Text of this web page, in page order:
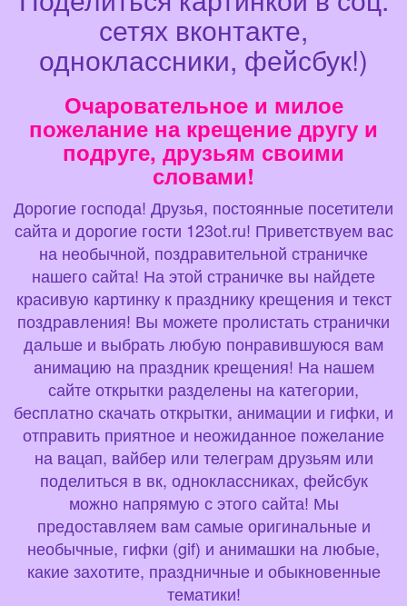
сетях вконтакте,
одноклассники, фейсбук!)
Очаровательное и милое
пожелание на крещение другу и
подруге, друзьям своими
словами!
Дорогие господа! Друзья, постоянные посетители
сайта и дорогие гости 123ot.ru! Приветствуем вас
на необычной, поздравительной страничке
нашего сайта! На этой страничке вы найдете
красивую картинку к празднику крещения и текст
поздравления! Вы можете пролистать странички
дальше и выбрать любую понравившуюся вам
анимацию на праздник крещения! На нашем
сайте открытки разделены на категории,
бесплатно скачать открытки, анимации и гифки, и
отправить приятное и неожиданное пожелание
на вацап, вайбер или телеграм друзьям или
поделиться в вк, одноклассниках, фейсбук
можно напрямую с этого сайта! Мы
предоставляем вам самые оригинальные и
необычные, гифки (gif) и анимашки на любые,
какие захотите, праздничные и обыкновенные
тематики!